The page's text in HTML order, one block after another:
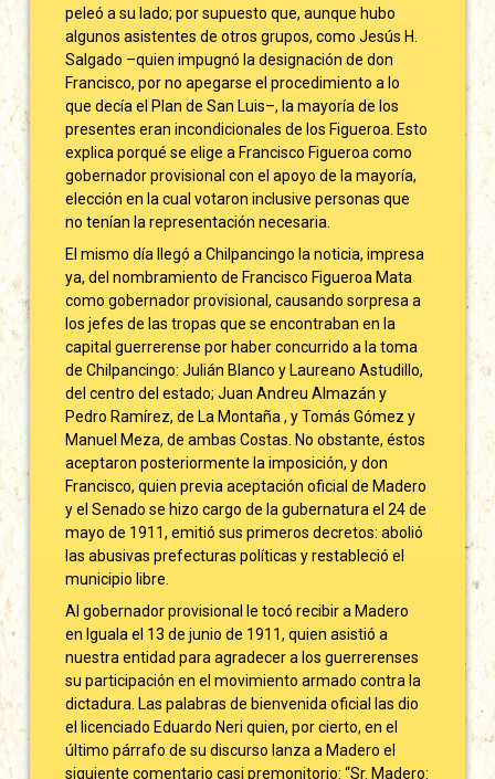
peleó a su lado; por supuesto que, aunque hubo
algunos asistentes de otros grupos, como Jesús H.
Salgado –quien impugnó la designación de don
Francisco, por no apegarse el procedimiento a lo
que decía el Plan de San Luis–, la mayoría de los
presentes eran incondicionales de los Figueroa. Esto
explica porqué se elige a Francisco Figueroa como
gobernador provisional con el apoyo de la mayoría,
elección en la cual votaron inclusive personas que
no tenían la representación necesaria.
El mismo día llegó a Chilpancingo la noticia, impresa
ya, del nombramiento de Francisco Figueroa Mata
como gobernador provisional, causando sorpresa a
los jefes de las tropas que se encontraban en la
capital guerrerense por haber concurrido a la toma
de Chilpancingo: Julián Blanco y Laureano Astudillo,
del centro del estado; Juan Andreu Almazán y
Pedro Ramírez, de La Montaña , y Tomás Gómez y
Manuel Meza, de ambas Costas. No obstante, éstos
aceptaron posteriormente la imposición, y don
Francisco, quien previa aceptación oficial de Madero
y el Senado se hizo cargo de la gubernatura el 24 de
mayo de 1911, emitió sus primeros decretos: abolió
las abusivas prefecturas políticas y restableció el
municipio libre.
Al gobernador provisional le tocó recibir a Madero
en Iguala el 13 de junio de 1911, quien asistió a
nuestra entidad para agradecer a los guerrerenses
su participación en el movimiento armado contra la
dictadura. Las palabras de bienvenida oficial las dio
el licenciado Eduardo Neri quien, por cierto, en el
último párrafo de su discurso lanza a Madero el
siguiente comentario casi premonitorio: “Sr. Madero: